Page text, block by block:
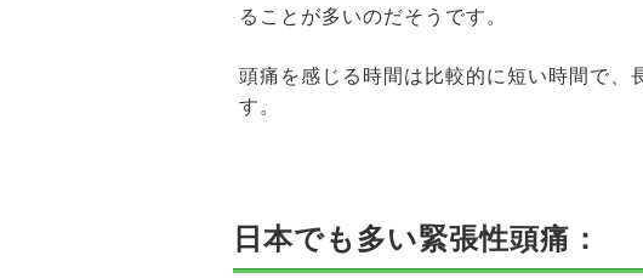
ることが多いのだそうです。
頭痛を感じる時間は比較的に短い時間で、
す。
日本でも多い緊張性頭痛：